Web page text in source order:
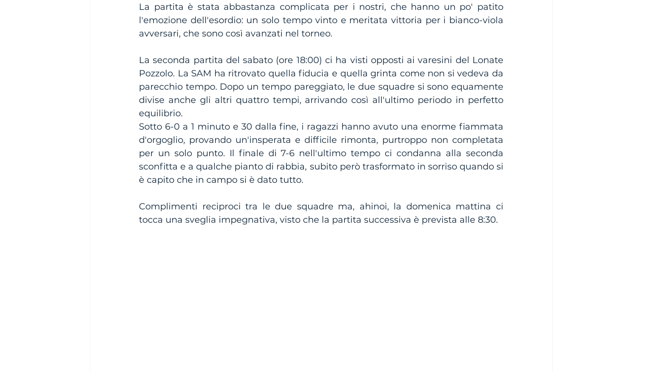
La partita è stata abbastanza complicata per i nostri, che hanno un po' patito
l'emozione dell'esordio: un solo tempo vinto e meritata vittoria per i bianco-viola
avversari, che sono così avanzati nel torneo.
La seconda partita del sabato (ore 18:00) ci ha visti opposti ai varesini del Lonate
Pozzolo. La SAM ha ritrovato quella fiducia e quella grinta come non si vedeva da
parecchio tempo. Dopo un tempo pareggiato, le due squadre si sono equamente
divise anche gli altri quattro tempi, arrivando così all'ultimo periodo in perfetto
equilibrio.
Sotto 6-0 a 1 minuto e 30 dalla fine, i ragazzi hanno avuto una enorme fiammata
d'orgoglio, provando un'insperata e difficile rimonta, purtroppo non completata
per un solo punto. Il finale di 7-6 nell'ultimo tempo ci condanna alla seconda
sconfitta e a qualche pianto di rabbia, subito però trasformato in sorriso quando si
è capito che in campo si è dato tutto.
Complimenti reciproci tra le due squadre ma, ahinoi, la domenica mattina ci
tocca una sveglia impegnativa, visto che la partita successiva è prevista alle 8:30.